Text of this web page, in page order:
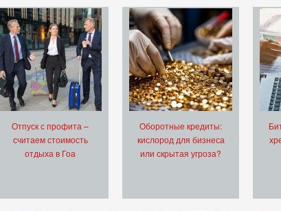
Отпуск с профита –
считаем стоимость
отдыха в Гоа
Оборотные кредиты:
кислород для бизнеса
или скрытая угроза?